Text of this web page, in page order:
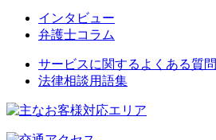
インタビュー
弁護士コラム
サービスに関するよくある質問
法律相談用語集